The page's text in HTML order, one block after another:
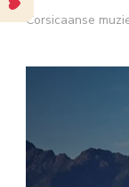
Corsicaanse